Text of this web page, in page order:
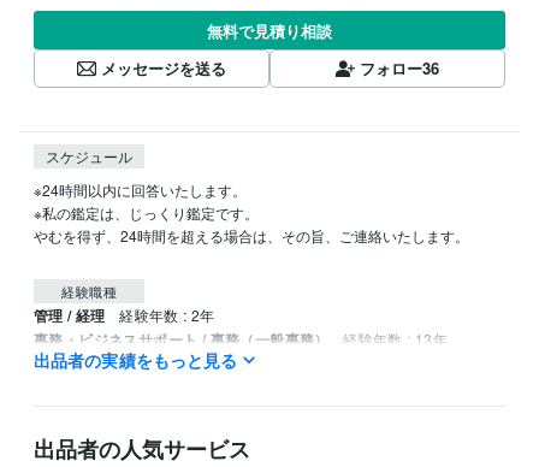
無料で見積り相談
メッセージを送る
フォロー36
スケジュール
※24時間以内に回答いたします。
※私の鑑定は、じっくり鑑定です。
やむを得ず、24時間を超える場合は、その旨、ご連絡いたします。
経験職種
管理 / 経理 経験年数 : 2年
事務・ビジネスサポート / 事務（一般事務） 経験年数 : 13年
ライフスタイル・その他 / 占い師
ライフスタイル・その他 / その他
経験年数 : 4年
受賞歴
出品者の実績をもっと見る
出品者の人気サービス